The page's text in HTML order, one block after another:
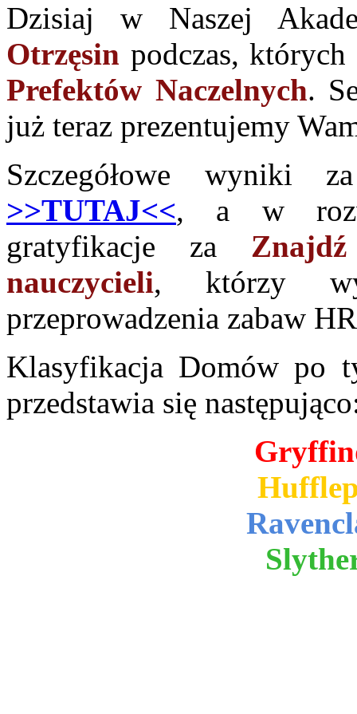
Dzisiaj w Naszej
Otrzęsin podczas,
Prefektów Naczelnych.
już teraz prezentujemy
Szczegółowe wyniki
>>TUTAJ<<, a w
gratyfikacje za
nauczycieli, którzy
przeprowadzenia zabaw
Klasyfikacja Domów po
przedstawia się